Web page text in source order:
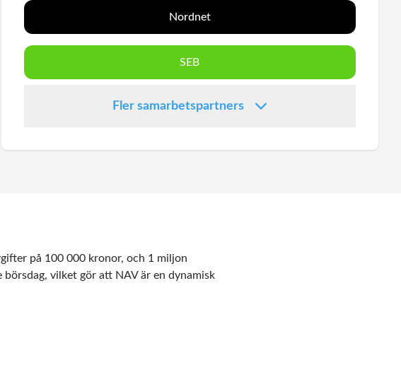
Nordnet
SEB
Fler samarbetspartners
på 100 000 kronor, och 1 miljon
vilket gör att NAV är en dynamisk